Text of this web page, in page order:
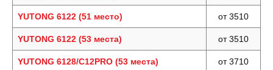
YUTONG 6122 (51 место) от 3510
YUTONG 6122 (53 места) от 3510
YUTONG 6128/C12PRO (53 места) от 3710